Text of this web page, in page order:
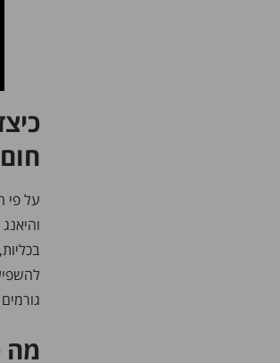
על פי
מה